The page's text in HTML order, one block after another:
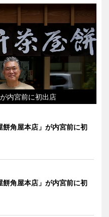
内宮前に初出店
餅角屋本店」が内宮前に初
餅角屋本店」が内宮前に初